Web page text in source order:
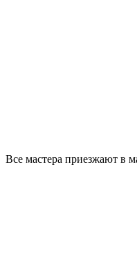
Все мастера приезжают в